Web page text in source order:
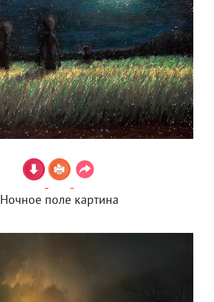
Ночное поле картина